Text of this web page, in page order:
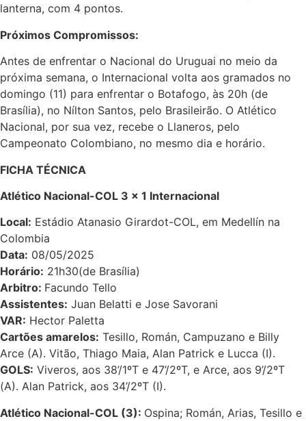
lanterna, com 4 pontos.
Próximos Compromissos:
Antes de enfrentar o Nacional do Uruguai no meio da
próxima semana, o Internacional volta aos gramados no
domingo (11) para enfrentar o Botafogo, às 20h (de
Brasília), no Nílton Santos, pelo Brasileirão. O Atlético
Nacional, por sua vez, recebe o Llaneros, pelo
Campeonato Colombiano, no mesmo dia e horário.
FICHA TÉCNICA
Atlético Nacional-COL 3 x 1 Internacional
Local: Estádio Atanasio Girardot-COL, em Medellín na
Colombia
Data: 08/05/2025
Horário: 21h30(de Brasília)
Arbitro: Facundo Tello
Assistentes: Juan Belatti e Jose Savorani
VAR: Hector Paletta
Cartões amarelos: Tesillo, Román, Campuzano e Billy
Arce (A). Vitão, Thiago Maia, Alan Patrick e Lucca (I).
GOLS: Viveros, aos 38’/1ºT e 47’/2ºT, e Arce, aos 9’/2ºT
(A). Alan Patrick, aos 34’/2ºT (I).
Atlético Nacional-COL (3): Ospina; Román, Arias, Tesillo e